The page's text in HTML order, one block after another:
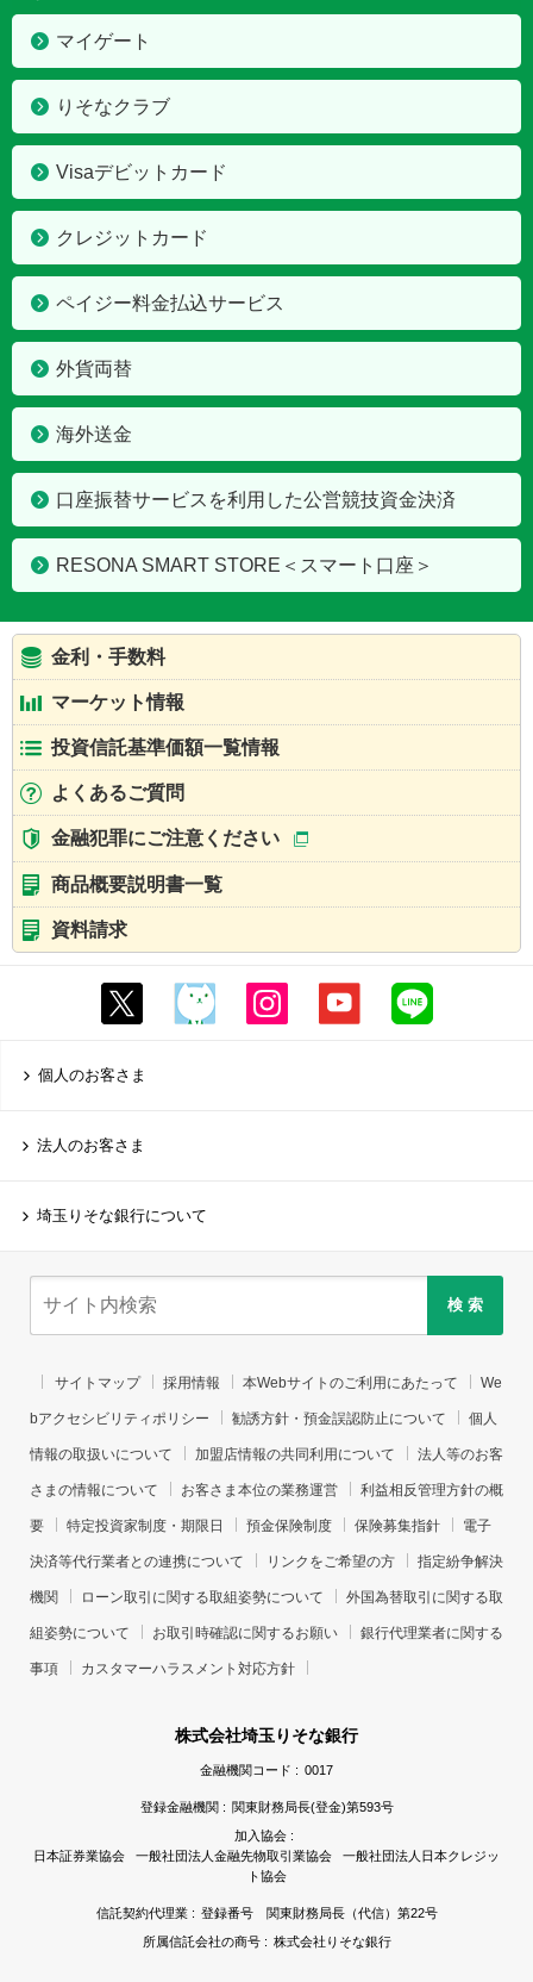
マイゲート
りそなクラブ
Visaデビットカード
クレジットカード
ペイジー料金払込サービス
外貨両替
海外送金
口座振替サービスを利用した公営競技資金決済
RESONA SMART STORE＜スマート口座＞
金利・手数料
マーケット情報
投資信託基準価額一覧情報
よくあるご質問
金融犯罪にご注意ください
商品概要説明書一覧
資料請求
個人のお客さま
法人のお客さま
埼玉りそな銀行について
検 索
サイトマップ 採用情報 本Webサイトのご利用にあたって We
bアクセシビリティポリシー 勧誘方針・預金誤認防止について 個人
情報の取扱いについて 加盟店情報の共同利用について 法人等のお客
さまの情報について お客さま本位の業務運営 利益相反管理方針の概
要 特定投資家制度・期限日 預金保険制度 保険募集指針 電子
決済等代行業者との連携について リンクをご希望の方 指定紛争解決
機関 ローン取引に関する取組姿勢について 外国為替取引に関する取
組姿勢について お取引時確認に関するお願い 銀行代理業者に関する
事項 カスタマーハラスメント対応方針
株式会社埼玉りそな銀行
金融機関コード : 0017
登録金融機関 : 関東財務局長(登金)第593号
加入協会 :
日本証券業協会 一般社団法人金融先物取引業協会 一般社団法人日本クレジッ
ト協会
信託契約代理業 : 登録番号 関東財務局長（代信）第22号
所属信託会社の商号 : 株式会社りそな銀行